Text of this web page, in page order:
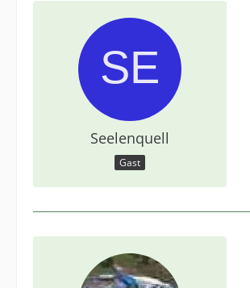
Seelenquell
Gast